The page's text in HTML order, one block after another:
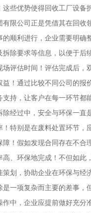
这些优势使得回收工厂设
有限公司正是凭借其在回
的顺利进行，企业需要明
拆除要求等信息，以便于
场评估时间！评估完成后
益！通过比较不同公司的
持，让客户在每一环节都
除经过中，安全与环保一
！特别是在废料处置环节
障！假如发现合同存在不
高、环保地完成！不但如
划，协助企业在环保与经
是一项复杂而主要的差事
作中，企业应提前做好充